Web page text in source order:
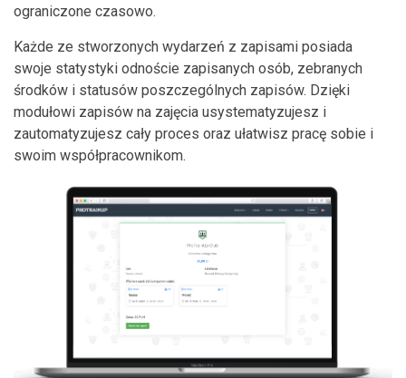
ograniczone czasowo.
Każde ze stworzonych wydarzeń z zapisami posiada
swoje statystyki odnoście zapisanych osób, zebranych
środków i statusów poszczególnych zapisów. Dzięki
modułowi zapisów na zajęcia usystematyzujesz i
zautomatyzujesz cały proces oraz ułatwisz pracę sobie i
swoim współpracownikom.